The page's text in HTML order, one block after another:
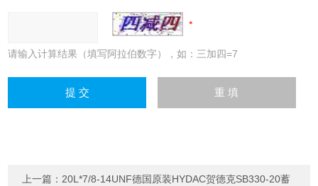
请输入计算结果（填写阿拉伯数字），如：三加四=7
上一篇： 20L*7/8-14UNF德国原装HYDAC贺德克SB330-20蓄